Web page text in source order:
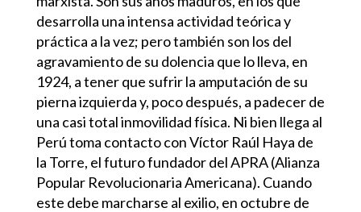
desarrolla una intensa actividad teórica y
práctica a la vez; pero también son los del
agravamiento de su dolencia que lo lleva, en
1924, a tener que sufrir la amputación de su
pierna izquierda y, poco después, a padecer de
una casi total inmovilidad física. Ni bien llega al
Perú toma contacto con Víctor Raúl Haya de
la Torre, el futuro fundador del APRA (Alianza
Popular Revolucionaria Americana). Cuando
este debe marcharse al exilio, en octubre de